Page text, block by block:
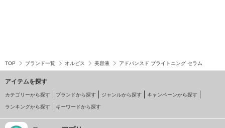
TOP ブランド一覧 オルビス 美容液 アドバンスド ブライトニング セラム
アイテムを探す
カテゴリーから探す ブランドから探す ジャンルから探す キャンペーンから探す
ランキングから探す キーワードから探す